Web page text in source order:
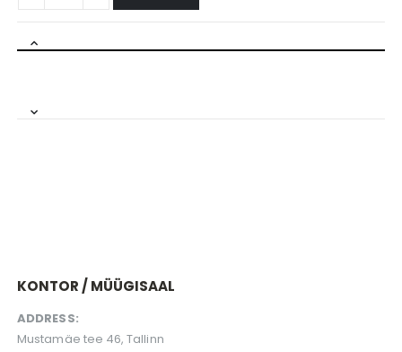
KONTOR / MÜÜGISAAL
ADDRESS:
Mustamäe tee 46, Tallinn